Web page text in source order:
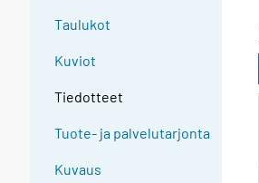
Taulukot
Kuviot
Tiedotteet
Tuote- ja palvelutarjonta
Kuvaus